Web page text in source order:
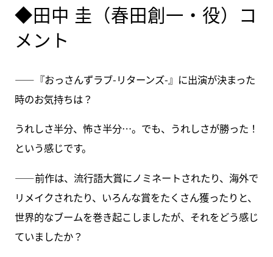
◆田中 圭（春田創一・役）コ
メント
――『おっさんずラブ-リターンズ-』に出演が決まった
時のお気持ちは？
うれしさ半分、怖さ半分…。でも、うれしさが勝った！
という感じです。
――前作は、流行語大賞にノミネートされたり、海外で
リメイクされたり、いろんな賞をたくさん獲ったりと、
世界的なブームを巻き起こしましたが、それをどう感じ
ていましたか？